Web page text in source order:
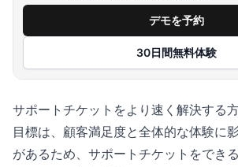
デモを予約
30日間無料体験
サポートチケットをより速く解決する
目標は、顧客満足度と全体的な体験に
があるため、サポートチケットをでき